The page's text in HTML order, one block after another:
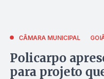
CÂMARA MUNICIPAL
Policarpo
para projeto